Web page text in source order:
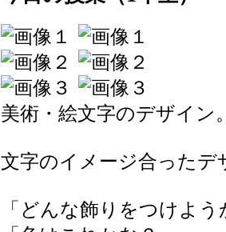
美術・絵文字のデザイン
文字のイメージ合ったデ
「どんな飾りをつけよ